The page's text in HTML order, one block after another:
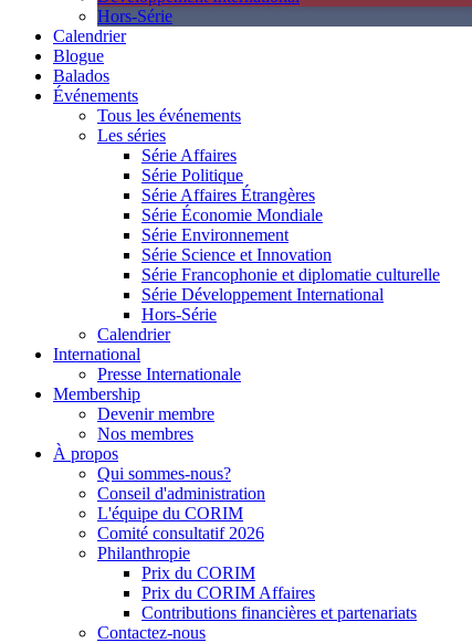
Hors-Série
Calendrier
Blogue
Balados
Événements
Tous les événements
Les séries
Série Affaires
Série Politique
Série Affaires Étrangères
Série Économie Mondiale
Série Environnement
Série Science et Innovation
Série Francophonie et diplomatie culturelle
Série Développement International
Hors-Série
Calendrier
International
Presse Internationale
Membership
Devenir membre
Nos membres
À propos
Qui sommes-nous?
Conseil d'administration
L'équipe du CORIM
Comité consultatif 2026
Philanthropie
Prix du CORIM
Prix du CORIM Affaires
Contributions financières et partenariats
Contactez-nous